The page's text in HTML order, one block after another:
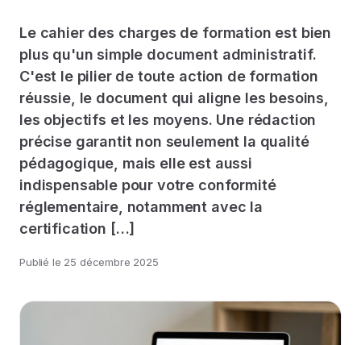
Le cahier des charges de formation est bien
plus qu'un simple document administratif.
C'est le pilier de toute action de formation
réussie, le document qui aligne les besoins,
les objectifs et les moyens. Une rédaction
précise garantit non seulement la qualité
pédagogique, mais elle est aussi
indispensable pour votre conformité
réglementaire, notamment avec la
certification […]
Publié le 25 décembre 2025